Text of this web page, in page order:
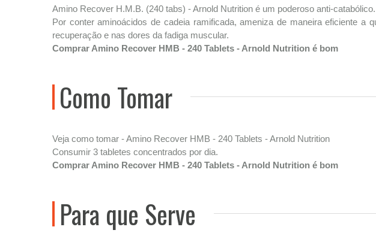
Amino Recover H.M.B. (240 tabs) - Arnold Nutrition é um poderoso anti-
Por conter aminoácidos de cadeia ramificada, ameniza de maneira eficiente
recuperação e nas dores da fadiga muscular.
Comprar Amino Recover HMB - 240 Tablets - Arnold Nutrition é bom
Como Tomar
Veja como tomar - Amino Recover HMB - 240 Tablets - Arnold Nutrition
Consumir 3 tabletes concentrados por dia.
Comprar Amino Recover HMB - 240 Tablets - Arnold Nutrition é bom
Para que Serve